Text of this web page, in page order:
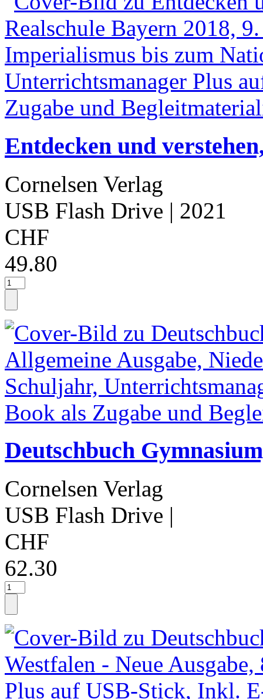
Entdecken und
Cornelsen Verlag
USB Flash Drive | 2021
CHF
49.80
Deutschbuch
Cornelsen Verlag
USB Flash Drive |
CHF
62.30